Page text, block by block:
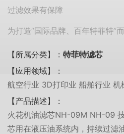
过滤效果有保障
为打造“国际品牌、百年特菲特”
【所属分类】： 特菲特滤芯
【应用领域】：
航空行业 3D打印业 船舶行业 机
【产品描述】：
火花机油滤芯NH-09M NH-09
芯用在液压油系统内，持续过滤